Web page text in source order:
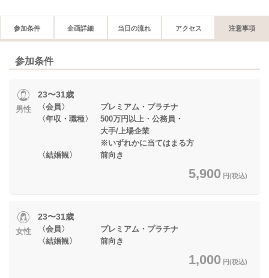
参加条件 企画詳細 当日の流れ アクセス 注意事項
参加条件
男性
23〜31歳
〈会員〉 プレミアム・プラチナ
〈年収・職種〉 500万円以上・公務員・
大手/上場企業
※いずれかに当てはまる方
〈結婚観〉 前向き
5,900 円(税込)
女性
23〜31歳
〈会員〉 プレミアム・プラチナ
〈結婚観〉 前向き
1,000 円(税込)